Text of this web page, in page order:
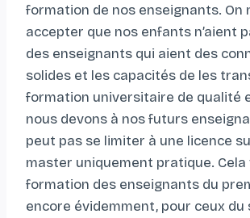
formation de nos enseignants. On
accepter que nos enfants n’aient
des enseignants qui aient des
solides et les capacités de les
formation universitaire de qualité
nous devons à nos futurs
peut pas se limiter à une licence
master uniquement pratique. Cela
formation des enseignants du
encore évidemment, pour ceux du